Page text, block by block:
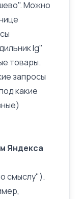
Можно
lg"
товары.
запросы
какие
Яндекса
смыслу").